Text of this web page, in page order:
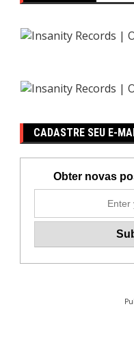
CADASTRE SEU E-
Obter novas